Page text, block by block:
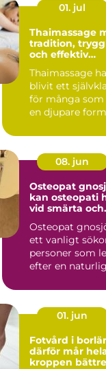
01. jul
Thaimassage
tradition,
och effektiv
Thaimassage
blivit ett
för många som
en djupare
smä...
08. jun
Osteopat gnosjö
kan osteopati
vid smärta och
Osteopat
ett vanligt
personer som
efter en
01. jun
Fotvård i
därför mår
kroppen